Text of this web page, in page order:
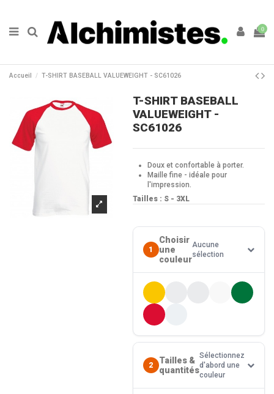
0
Accueil T-SHIRT BASEBALL VALUEWEIGHT - SC61026
T-SHIRT BASEBALL
VALUEWEIGHT -
SC61026
Doux et confortable à porter.
Maille fine - idéale pour
l'impression.
Tailles : S - 3XL
1
Choisir
une
couleur
Aucune
sélection
2
Tailles &
quantités
Sélectionnez
d'abord une
couleur